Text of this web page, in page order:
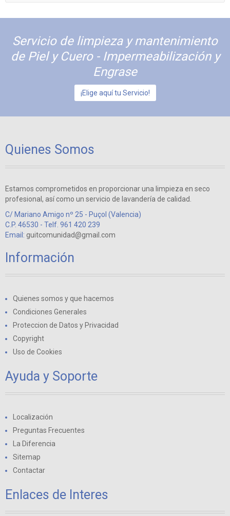
Servicio de limpieza y mantenimiento
de Piel y Cuero - Impermeabilización y
Engrase
¡Elige aquí tu Servicio!
Quienes Somos
Estamos comprometidos en proporcionar una limpieza en seco
profesional, así como un servicio de lavandería de calidad.
C/ Mariano Amigo nº 25 - Puçol (Valencia)
C.P. 46530 - Telf. 961 420 239
Email: guitcomunidad@gmail.com
Información
Quienes somos y que hacemos
Condiciones Generales
Proteccion de Datos y Privacidad
Copyright
Uso de Cookies
Ayuda y Soporte
Localización
Preguntas Frecuentes
La Diferencia
Sitemap
Contactar
Enlaces de Interes